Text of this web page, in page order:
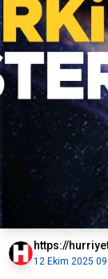
https://
12 Ekim 2025